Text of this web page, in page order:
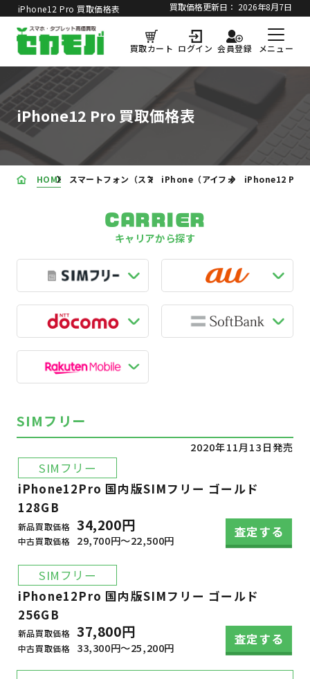
買取価格更新日： 2026年8月7日
iPhone12 Pro 買取価格表
買取カート ログイン 会員登録 メニュー
iPhone12 Pro 買取価格表
HOME スマートフォン（スマホ）の買取価格表iPhone（アイフォン）買取価格表
iPhone12 Pro
CARRIER
キャリアから探す
SIMフリー
2020年11月13日発売
SIMフリー
iPhone12Pro 国内版SIMフリー ゴールド
128GB
新品買取価格 34,200円
中古買取価格 29,700円～22,500円
査定する
SIMフリー
iPhone12Pro 国内版SIMフリー ゴールド
256GB
新品買取価格 37,800円
中古買取価格 33,300円～25,200円
査定する